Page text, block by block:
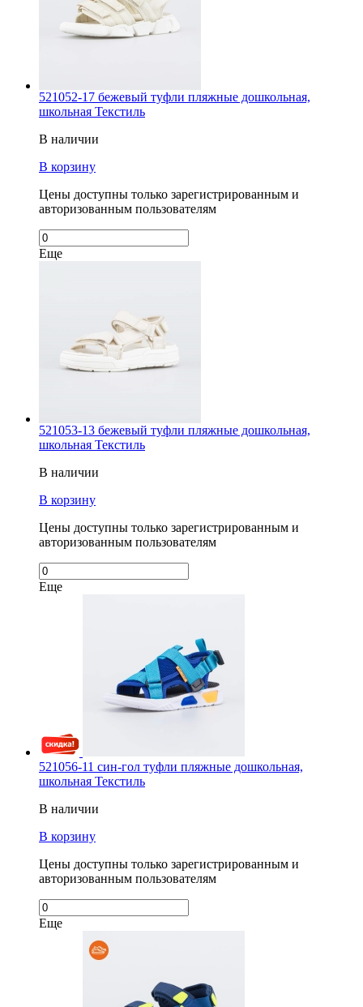
521052-17 бежевый туфли пляжные дошкольная,
школьная Текстиль
В наличии
В корзину
Цены доступны только зарегистрированным и
авторизованным пользователям
Еще
521053-13 бежевый туфли пляжные дошкольная,
школьная Текстиль
В наличии
В корзину
Цены доступны только зарегистрированным и
авторизованным пользователям
Еще
521056-11 син-гол туфли пляжные дошкольная,
школьная Текстиль
В наличии
В корзину
Цены доступны только зарегистрированным и
авторизованным пользователям
Еще